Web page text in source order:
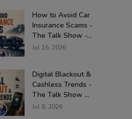
How to Avoid Car
Insurance Scams -
The Talk Show -...
Jul 16, 2026
Digital Blackout &
Cashless Trends -
The Talk Show ...
Jul 8, 2026